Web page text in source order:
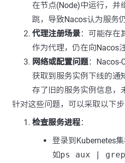
在节点(Node)中运行，并
跳，导致Nacos认为服务
代理注册场景：可能存在
作为代理，仍在向Nacos
网络或配置问题：Nacos-
获取到服务实例下线的通
存了旧的服务实例信息，
针对这些问题，可以采取以下步
检查服务进程：
登录到Kubernetes
如ps aux | grep